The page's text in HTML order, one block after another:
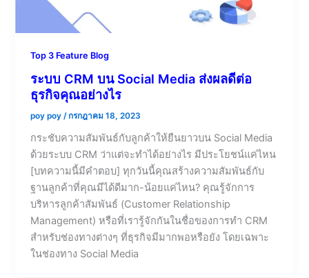
Top 3 Feature Blog
ระบบ CRM บน Social Media ส่งผลดีต่อ
ธุรกิจคุณอย่างไร
poy poy /กรกฎาคม 18, 2023
กระชับความสัมพันธ์กับลูกค้าให้ยืนยาวบน Social Media
ด้วยระบบ CRM ว่าแต่จะทำได้อย่างไร มีประโยชน์แค่ไหน
[บทความนี้มีคำตอบ] ทุกวันนี้คุณสร้างความสัมพันธ์กับ
ฐานลูกค้าที่คุณมีได้ดีมาก-น้อยแค่ไหน? คุณรู้จักการ
บริหารลูกค้าสัมพันธ์ (Customer Relationship
Management) หรือที่เรารู้จักกันในชื่อของการทำ CRM
สำหรับช่องทางต่างๆ ที่ธุรกิจมีมากพอหรือยัง โดยเฉพาะ
ในช่องทาง Social Media